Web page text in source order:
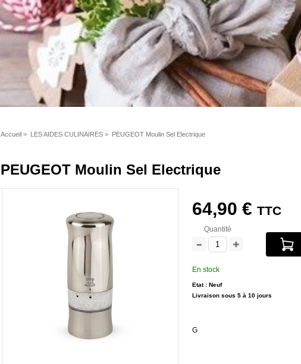
Accueil > LES AIDES CULINAIRES > PEUGEOT Moulin Sel Electrique
PEUGEOT Moulin Sel Electrique
64,90 € TTC
Quantité
En stock
Etat : Neuf
Livraison sous 5 à 10 jours
G